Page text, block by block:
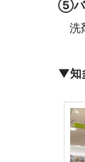
⑤バ
洗
▼知